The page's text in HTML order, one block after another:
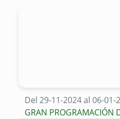
Del 29-11-2024 al 06-01-
GRAN PROGRAMACIÓN